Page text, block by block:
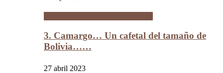
3. Camargo… Un cafetal del tamaño de
Bolivia……
27 abril 2023